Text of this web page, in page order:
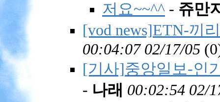
저요~~^^ - 쥬만
[vod news]ETN-끼
00:04:07 02/17/05 (
[기사]중앙일보-인
- 나래 00:02:54 02/